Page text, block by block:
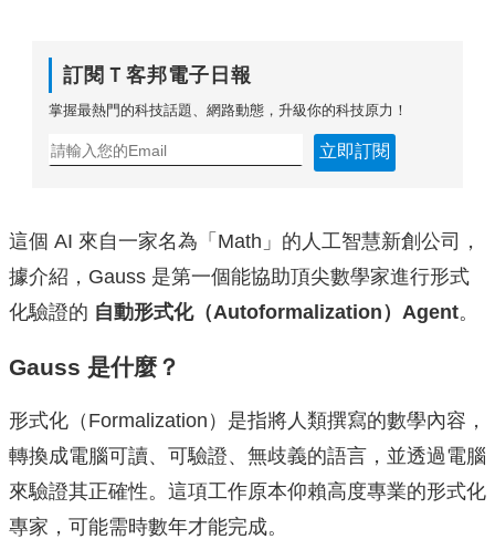
訂閱Ｔ客邦電子日報
掌握最熱門的科技話題、網路動態，升級你的科技原力！
立即訂閱
這個 AI 來自一家名為「Math」的人工智慧新創公司，
據介紹，Gauss 是第一個能協助頂尖數學家進行形式
化驗證的 自動形式化（Autoformalization）Agent。
Gauss 是什麼？
形式化（Formalization）是指將人類撰寫的數學內容，
轉換成電腦可讀、可驗證、無歧義的語言，並透過電腦
來驗證其正確性。這項工作原本仰賴高度專業的形式化
專家，可能需時數年才能完成。